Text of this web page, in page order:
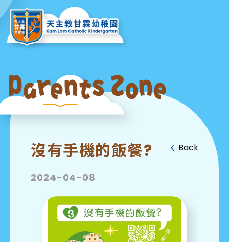
Back
沒有手機的飯餐?
2024-04-08